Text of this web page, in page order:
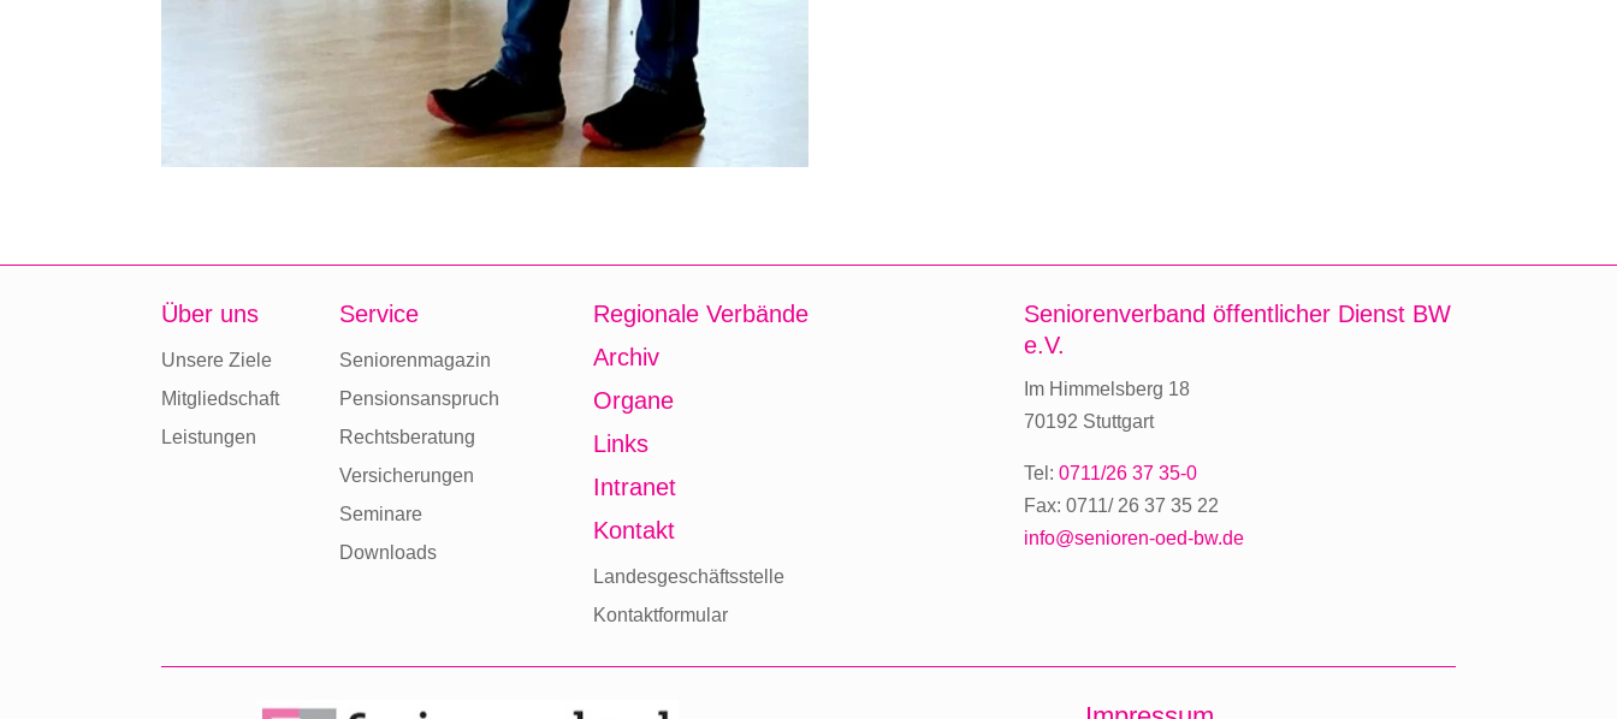
Über uns
Unsere Ziele
Mitgliedschaft
Leistungen
Service
Seniorenmagazin
Pensionsanspruch
Rechtsberatung
Versicherungen
Seminare
Downloads
Regionale Verbände
Archiv
Organe
Links
Intranet
Kontakt
Landesgeschäftsstelle
Kontaktformular
Seniorenverbandöffentlicher Dienst BW
e.V.
Im Himmelsberg 18
70192 Stuttgart
Tel:0711/26 37 35-0
Fax: 0711/ 26 37 35 22
info@senioren-oed-bw.de